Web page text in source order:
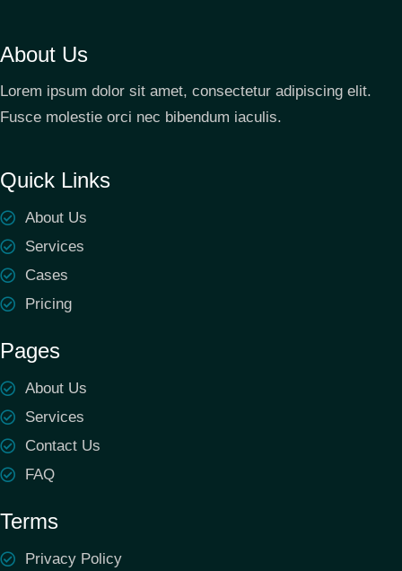
About Us
Lorem ipsum dolor sit amet, consectetur adipiscing elit.
Fusce molestie orci nec bibendum iaculis.
Quick Links
About Us
Services
Cases
Pricing
Pages
About Us
Services
Contact Us
FAQ
Terms
Privacy Policy